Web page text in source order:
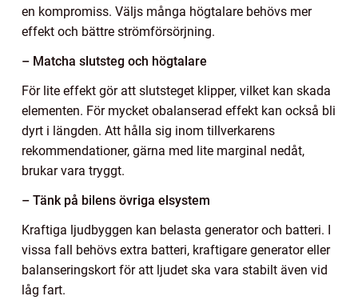
en kompromiss. Väljs många högtalare behövs mer
effekt och bättre strömförsörjning.
– Matcha slutsteg och högtalare
För lite effekt gör att slutsteget klipper, vilket kan skada
elementen. För mycket obalanserad effekt kan också bli
dyrt i längden. Att hålla sig inom tillverkarens
rekommendationer, gärna med lite marginal nedåt,
brukar vara tryggt.
– Tänk på bilens övriga elsystem
Kraftiga ljudbyggen kan belasta generator och batteri. I
vissa fall behövs extra batteri, kraftigare generator eller
balanseringskort för att ljudet ska vara stabilt även vid
låg fart.